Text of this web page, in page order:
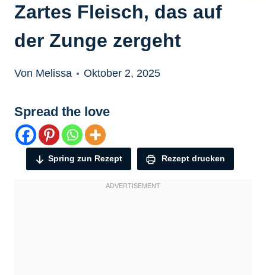
Zartes Fleisch, das auf
der Zunge zergeht
Von Melissa Oktober 2, 2025
Spread the love
Spring zun Rezept Rezept drucken